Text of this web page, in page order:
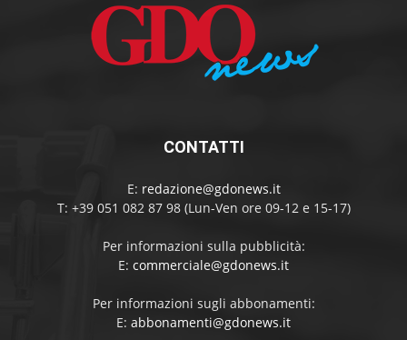
CONTATTI
E: redazione@gdonews.it
T: +39 051 082 87 98 (Lun-Ven ore 09-12 e 15-17)
Per informazioni sulla pubblicità:
E: commerciale@gdonews.it
Per informazioni sugli abbonamenti:
E: abbonamenti@gdonews.it